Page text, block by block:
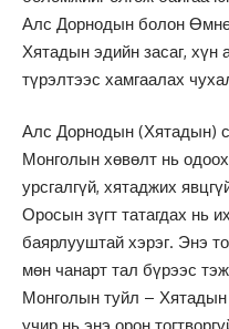
Алс Дорнодын болон
Хятадын эдийн засаг, хүн
түрэлтээс хамгаалах
Алс Дорнодын (Хятадын)
Монголын хөвөлт нь
урсгалгүй, хятаджих
Оросын зүгт татагдах нь
баярлууштай хэрэг. Энэ
мөн чанарт тал бүрээс
Монголын туйл – Хятадын